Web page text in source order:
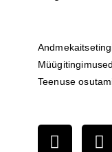
Müügitingimused
Teenuse